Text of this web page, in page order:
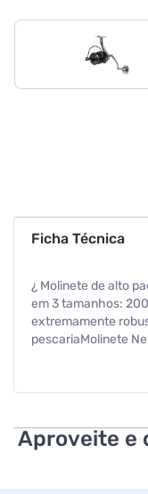
Ficha Técnica
¿ Molinete de alto
em 3 tamanhos:
extremamente
pescariaMolinete
de produtos PB
chassi, que é
maior desempenho,
Aproveite e